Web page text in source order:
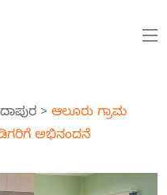
> ಆಲೂರು ಗ್ರಾಮ
ಅಭಿನಂದನೆ